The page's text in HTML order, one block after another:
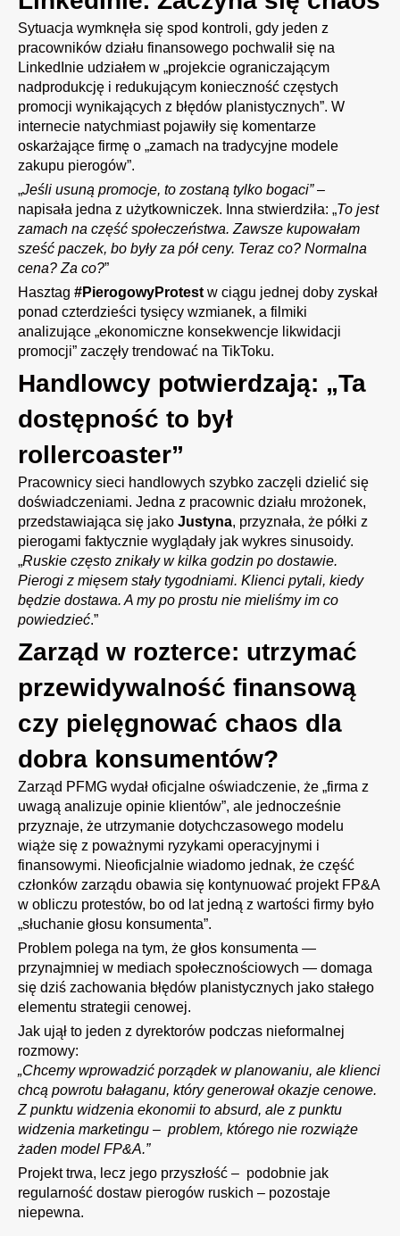
Sytuacja wymknęła się spod kontroli, gdy jeden z
pracowników działu finansowego pochwalił się na
LinkedInie udziałem w „projekcie ograniczającym
nadprodukcję i redukującym konieczność częstych
promocji wynikających z błędów planistycznych”. W
internecie natychmiast pojawiły się komentarze
oskarżające firmę o „zamach na tradycyjne modele
zakupu pierogów”.
„Jeśli usuną promocje, to zostaną tylko bogaci”–
napisała jedna z użytkowniczek. Inna stwierdziła: „To jest
zamach na część społeczeństwa. Zawsze kupowałam
sześć paczek, bo były za pół ceny. Teraz co? Normalna
cena? Za co?”
Hasztag #PierogowyProtest w ciągu jednej doby zyskał
ponad czterdzieści tysięcy wzmianek, a filmiki
analizujące „ekonomiczne konsekwencje likwidacji
promocji” zaczęły trendować na TikToku.
Handlowcy potwierdzają: „Ta
dostępność to był
rollercoaster”
Pracownicy sieci handlowych szybko zaczęli dzielić się
doświadczeniami. Jedna z pracownic działu mrożonek,
przedstawiająca się jako Justyna, przyznała, że półki z
pierogami faktycznie wyglądały jak wykres sinusoidy.
„Ruskie często znikały w kilka godzin po dostawie.
Pierogi z mięsem stały tygodniami. Klienci pytali, kiedy
będzie dostawa. A my po prostu nie mieliśmy im co
powiedzieć.”
Zarząd w rozterce: utrzymać
przewidywalność finansową
czy pielęgnować chaos dla
dobra konsumentów?
Zarząd PFMG wydał oficjalne oświadczenie, że „firma z
uwagą analizuje opinie klientów”, ale jednocześnie
przyznaje, że utrzymanie dotychczasowego modelu
wiąże się z poważnymi ryzykami operacyjnymi i
finansowymi. Nieoficjalnie wiadomo jednak, że część
członków zarządu obawia się kontynuować projekt FP&A
w obliczu protestów, bo od lat jedną z wartości firmy było
„słuchanie głosu konsumenta”.
Problem polega na tym, że głos konsumenta —
przynajmniej w mediach społecznościowych — domaga
się dziś zachowania błędów planistycznych jako stałego
elementu strategii cenowej.
Jak ujął to jeden z dyrektorów podczas nieformalnej
rozmowy:
„Chcemy wprowadzić porządek w planowaniu, ale klienci
chcą powrotu bałaganu, który generował okazje cenowe.
Z punktu widzenia ekonomii to absurd, ale z punktu
widzenia marketingu – problem, którego nie rozwiąże
żaden model FP&A.”
Projekt trwa, lecz jego przyszłość – podobnie jak
regularność dostaw pierogów ruskich – pozostaje
niepewna.